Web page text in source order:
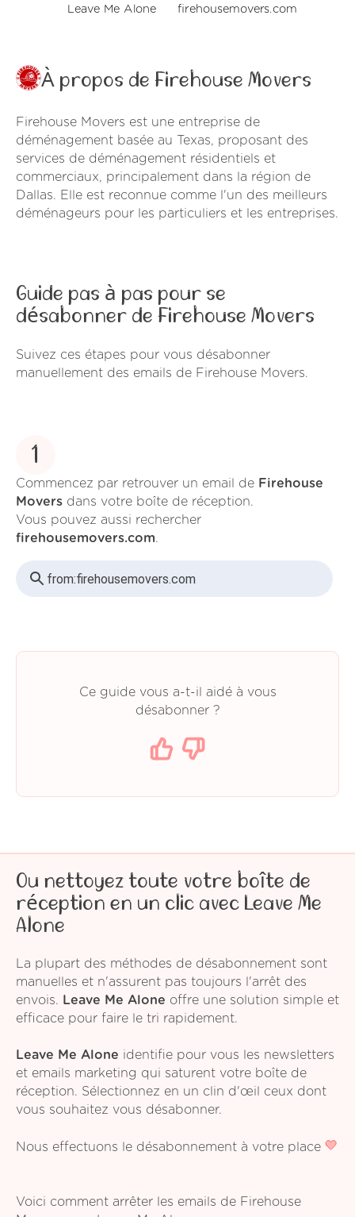
Leave Me Alone
firehousemovers.com
À propos de Firehouse Movers
Firehouse Movers est une entreprise de
déménagement basée au Texas, proposant des
services de déménagement résidentiels et
commerciaux, principalement dans la région de
Dallas. Elle est reconnue comme l'un des meilleurs
déménageurs pour les particuliers et les entreprises.
Guide pas à pas pour se
désabonner de Firehouse Movers
Suivez ces étapes pour vous désabonner
manuellement des emails de Firehouse Movers.
1
Commencez par retrouver un email de Firehouse
Movers dans votre boîte de réception.
Vous pouvez aussi rechercher
firehousemovers.com.
from:firehousemovers.com
Ce guide vous a-t-il aidé à vous
désabonner ?
Ou nettoyez toute votre boîte de
réception en un clic avec Leave Me
Alone
La plupart des méthodes de désabonnement sont
manuelles et n'assurent pas toujours l'arrêt des
envois. Leave Me Alone offre une solution simple et
efficace pour faire le tri rapidement.
Leave Me Alone identifie pour vous les newsletters
et emails marketing qui saturent votre boîte de
réception. Sélectionnez en un clin d'œil ceux dont
vous souhaitez vous désabonner.
Nous effectuons le désabonnement à votre place
Voici comment arrêter les emails de Firehouse